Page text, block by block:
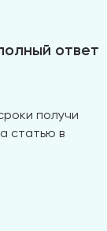
ответ
получи
статью в